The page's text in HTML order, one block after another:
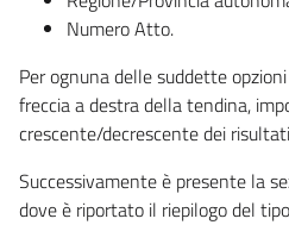
Numero Atto.
Per ognuna delle suddette
freccia a destra della tendina,
crescente/decrescente dei
Successivamente è presente la
dove è riportato il riepilogo del